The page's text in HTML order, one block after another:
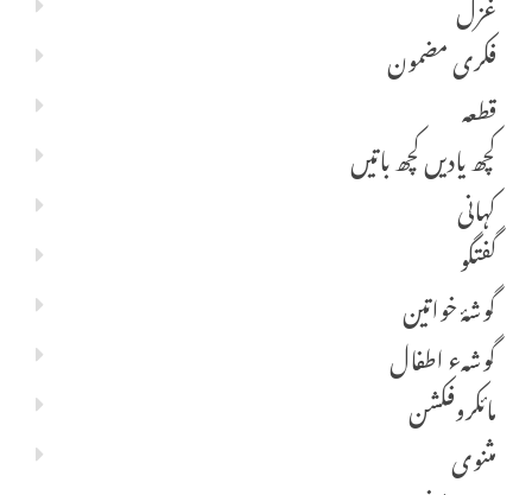
فکری مضمون
قطعہ
کچھ یادیں کچھ باتیں
کہانی
گفتگو
گوشۂ خواتین
گوشہء اطفال
مائکروفکشن
مثنوی